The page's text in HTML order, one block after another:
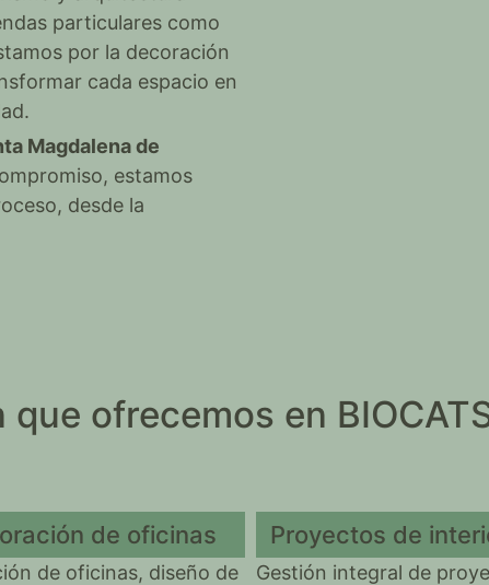
particulares como
por la decoración
cada espacio en
Magdalena de
estamos
desde la
ofrecemos en
de oficinas
de oficinas, diseño de
Proyectos de
Gestión integral de